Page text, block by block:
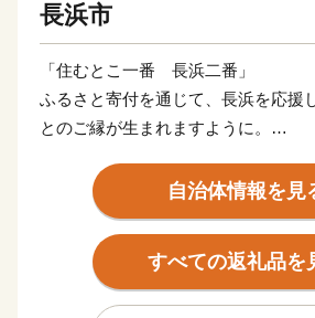
長浜市
「住むとこ一番 長浜二番」
ふるさと寄付を通じて、長浜を応援
とのご縁が生まれますように。
日本一の琵琶湖を有し、伊吹山系の
市は、四季折々の魅力のある自然豊
近畿、北陸、東海を結ぶ交通の要衝
行き交い、戦国時代は豊臣秀吉や浅
自治体情報を見
すべての返礼品を